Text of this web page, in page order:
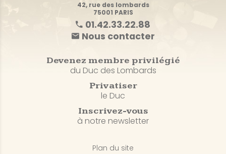
42, rue des lombards
75001 PARIS
01.42.33.22.88
Nous contacter
Devenez membre privilégié
du Duc des Lombards
Privatiser
le Duc
Inscrivez-vous
à notre newsletter
Plan du site